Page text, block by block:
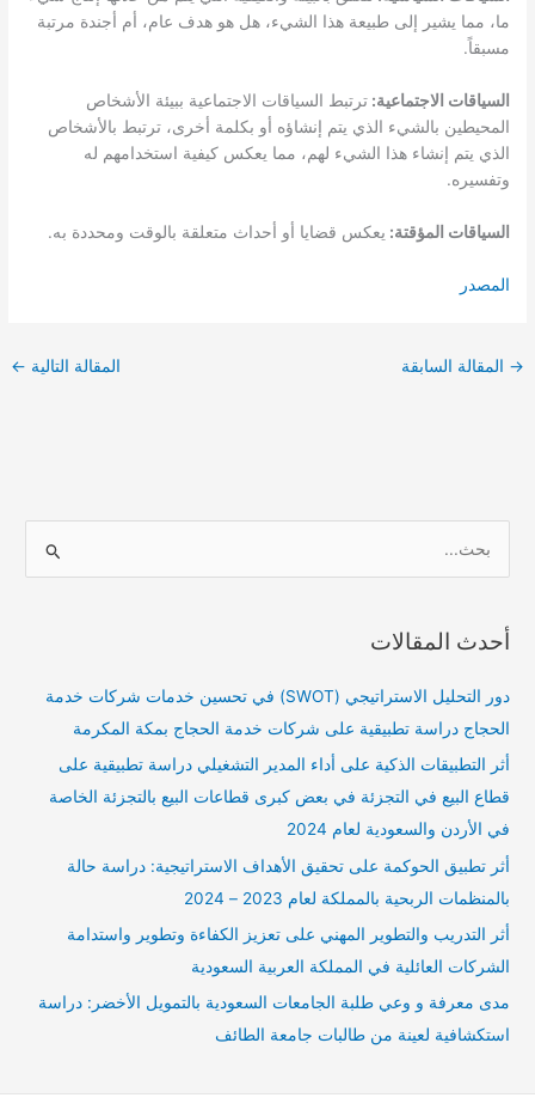
ما، مما يشير إلى طبيعة هذا الشيء، هل هو هدف عام، أم أجندة مرتبة
مسبقاً.
السياقات الاجتماعية:ترتبط السياقات الاجتماعية ببيئة الأشخاص
المحيطين بالشيء الذي يتم إنشاؤه أو بكلمة أخرى، ترتبط بالأشخاص
الذي يتم إنشاء هذا الشيء لهم، مما يعكس كيفية استخدامهم له
وتفسيره.
السياقات المؤقتة: يعكس قضايا أو أحداث متعلقة بالوقت ومحددة به.
المصدر
→ المقالة السابقة المقالة التالية ←
ح
أحدث المقالات
دور التحليل الاستراتيجي (SWOT) في تحسين خدمات شركات خدمة
الحجاج دراسة تطبيقية على شركات خدمة الحجاج بمكة المكرمة
أثر التطبيقات الذكية على أداء المدير التشغيلي دراسة تطبيقية على
قطاع البيع في التجزئة في بعض كبرى قطاعات البيع بالتجزئة الخاصة
في الأردن والسعودية لعام 2024
أثر تطبيق الحوكمة على تحقيق الأهداف الاستراتيجية: دراسة حالة
بالمنظمات الربحية بالمملكة لعام 2023 – 2024
أثر التدريب والتطوير المهني على تعزيز الكفاءة وتطوير واستدامة
الشركات العائلية في المملكة العربية السعودية
مدى معرفة و وعي طلبة الجامعات السعودية بالتمويل الأخضر: دراسة
استكشافية لعينة من طالبات جامعة الطائف